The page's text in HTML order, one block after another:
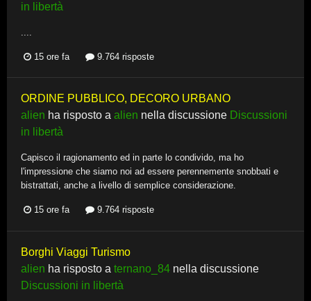
in libertà
....
15 ore fa 9.764 risposte
ORDINE PUBBLICO, DECORO URBANO
alien ha risposto a alien nella discussione Discussioni
in libertà
Capisco il ragionamento ed in parte lo condivido, ma ho
l'impressione che siamo noi ad essere perennemente snobbati e
bistrattati, anche a livello di semplice considerazione.
15 ore fa 9.764 risposte
Borghi Viaggi Turismo
alien ha risposto a ternano_84 nella discussione
Discussioni in libertà